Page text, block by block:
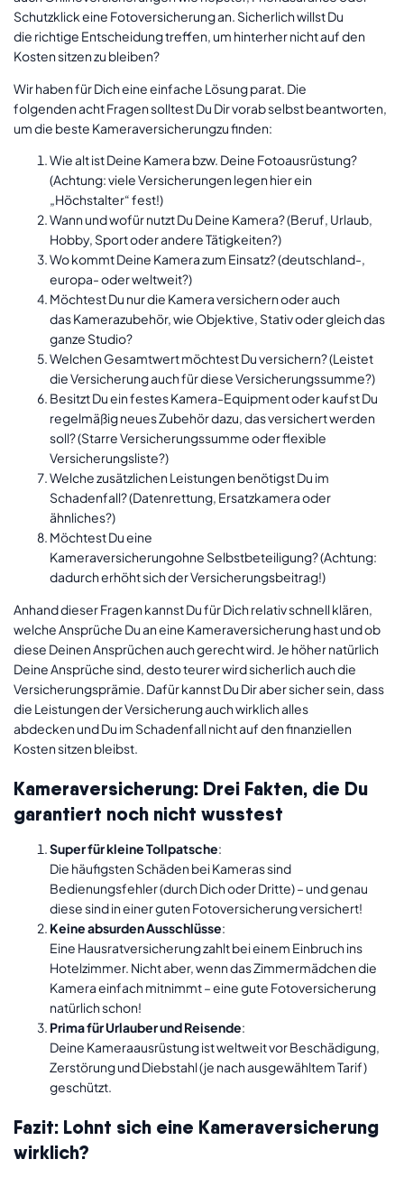
Schutzklick eine Fotoversicherung an. Sicherlich willst Du
die richtige Entscheidung treffen, um hinterher nicht auf den
Kosten sitzen zu bleiben?
Wir haben für Dich eine einfache Lösung parat. Die
folgenden acht Fragen solltest Du Dir vorab selbst beantworten,
um die beste Kameraversicherungzu finden:
Wie alt ist Deine Kamera bzw. Deine Fotoausrüstung?
(Achtung: viele Versicherungen legen hier ein
„Höchstalter“ fest!)
Wann und wofür nutzt Du Deine Kamera? (Beruf, Urlaub,
Hobby, Sport oder andere Tätigkeiten?)
Wo kommt Deine Kamera zum Einsatz? (deutschland-,
europa- oder weltweit?)
Möchtest Du nur die Kamera versichern oder auch
das Kamerazubehör, wie Objektive, Stativ oder gleich das
ganze Studio?
Welchen Gesamtwert möchtest Du versichern? (Leistet
die Versicherung auch für diese Versicherungssumme?)
Besitzt Du ein festes Kamera-Equipment oder kaufst Du
regelmäßig neues Zubehör dazu, das versichert werden
soll? (Starre Versicherungssumme oder flexible
Versicherungsliste?)
Welche zusätzlichen Leistungen benötigst Du im
Schadenfall? (Datenrettung, Ersatzkamera oder
ähnliches?)
Möchtest Du eine
Kameraversicherungohne Selbstbeteiligung? (Achtung:
dadurch erhöht sich der Versicherungsbeitrag!)
Anhand dieser Fragen kannst Du für Dich relativ schnell klären,
welche Ansprüche Du an eine Kameraversicherung hast und ob
diese Deinen Ansprüchen auch gerecht wird. Je höher natürlich
Deine Ansprüche sind, desto teurer wird sicherlich auch die
Versicherungsprämie. Dafür kannst Du Dir aber sicher sein, dass
die Leistungen der Versicherung auch wirklich alles
abdecken und Du im Schadenfall nicht auf den finanziellen
Kosten sitzen bleibst.
Kameraversicherung: Drei Fakten, die Du
garantiert noch nicht wusstest
Super für kleine Tollpatsche:
Die häufigsten Schäden bei Kameras sind
Bedienungsfehler (durch Dich oder Dritte) – und genau
diese sind in einer guten Fotoversicherung versichert!
Keine absurden Ausschlüsse:
Eine Hausratversicherung zahlt bei einem Einbruch ins
Hotelzimmer. Nicht aber, wenn das Zimmermädchen die
Kamera einfach mitnimmt – eine gute Fotoversicherung
natürlich schon!
Prima für Urlauber und Reisende:
Deine Kameraausrüstung ist weltweit vor Beschädigung,
Zerstörung und Diebstahl (je nach ausgewähltem Tarif)
geschützt.
Fazit: Lohnt sich eine Kameraversicherung
wirklich?